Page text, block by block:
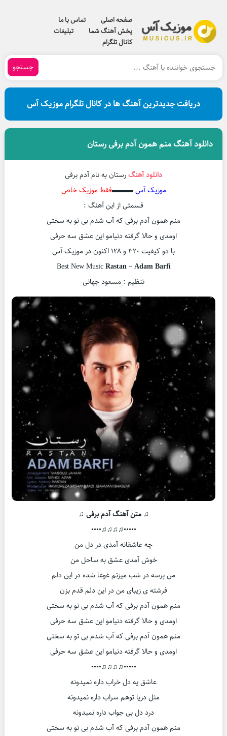
صفحه اصلی
تماس با ما
پخش آهنگ شما
تبلیغات
کانال تلگرام
جستجو
دریافت جدیدترین آهنگ ها در کانال تلگرام موزیک آس
دانلود آهنگ منم همون آدم برفی رستان
دانلود آهنگرستان به نام آدم برفی
موزیک آس▬▬▬فقط موزیک خاص
قسمتی از این آهنگ :
منم همون آدم برفی که آب شدم بی تو به سختی
اومدی و حالا گرفته دنیامو این عشق سه حرفی
با دو کیفیت ۳۲۰ و ۱۲۸ اکنون در موزیک آس
Best New MusicRastan – Adam Barfi
تنظیم : مسعود جهانی
♫ متن آهنگ آدم برفی ♫
•••••♫♫♫♫••••
چه عاشقانه آمدی در دل من
خوش آمدی عشق به ساحل من
من پرسه در شب میزنم غوغا شده در این دلم
فرشته ی زیبای من در این دلم قدم بزن
منم همون آدم برفی که آب شدم بی تو به سختی
اومدی و حالا گرفته دنیامو این عشق سه حرفی
منم همون آدم برفی که آب شدم بی تو به سختی
اومدی و حالا گرفته دنیامو این عشق سه حرفی
•••••♫♫♫♫••••
عاشق یه دل خراب داره نمیدونه
مثل دریا توهم سراب داره نمیدونه
درد دل بی جواب داره نمیدونه
منم همون آدم برفی که آب شدم بی تو به سختی